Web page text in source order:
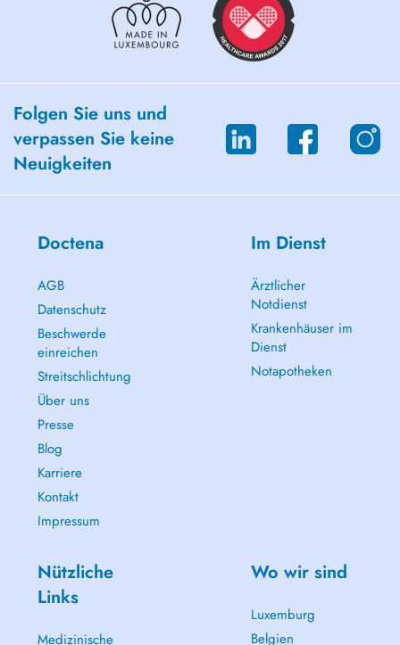
Folgen Sie uns und
verpassen Sie keine
Neuigkeiten
Doctena
AGB
Datenschutz
Beschwerde
einreichen
Streitschlichtung
Über uns
Presse
Blog
Karriere
Kontakt
Impressum
Im Dienst
Ärztlicher
Notdienst
Krankenhäuser im
Dienst
Notapotheken
Nützliche
Links
Medizinische
Wo wir sind
Luxemburg
Belgien